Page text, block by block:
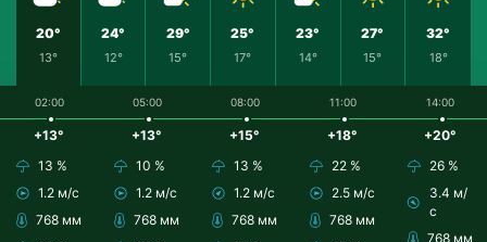
20°
13°
24°
12°
29°
15°
25°
17°
23°
14°
27°
15°
32°
18°
02:00
+13°
13 %
1.2 м/с
768 мм
05:00
+13°
10 %
1.2 м/с
768 мм
08:00
+15°
13 %
1.2 м/с
768 мм
11:00
+18°
22 %
2.5 м/с
768 мм
14:00
+20°
26 %
3.4 м/
с
768 мм